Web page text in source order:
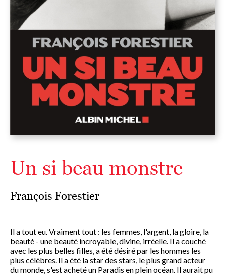
Un si beau monstre
François Forestier
Il a tout eu. Vraiment tout : les femmes, l'argent, la gloire, la
beauté - une beauté incroyable, divine, irréelle. Il a couché
avec les plus belles filles, a été désiré par les hommes les
plus célèbres. Il a été la star des stars, le plus grand acteur
du monde, s'est acheté un Paradis en plein océan. Il aurait pu